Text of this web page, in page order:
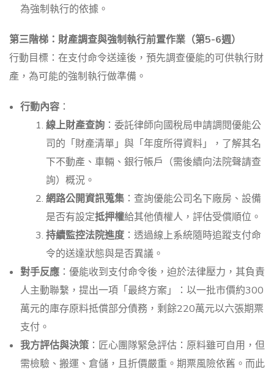
為強制執行的依據。
第三階梯：財產調查與強制執行前置作業（第5-6週）
行動目標：在支付命令送達後，預先調查優能的可供執行財
產，為可能的強制執行做準備。
行動內容 ：
線上財產查詢 ：委託律師向國稅局申請調閱優能公
司的「財產清單」與「年度所得資料」，了解其名
下不動產、車輛、銀行帳戶（需後續向法院聲請查
詢）概況。
網路公開資訊蒐集 ：查詢優能公司名下廠房、設備
是否有設定抵押權給其他債權人，評估受償順位。
持續監控法院進度 ：透過線上系統隨時追蹤支付命
令的送達狀態與是否異議。
對手反應 ：優能收到支付命令後，迫於法律壓力，其負責
人主動聯繫，提出一項「最終方案」：以一批市價約300
萬元的庫存原料抵償部分債務，剩餘220萬元以六張期票
支付。
我方評估與決策 ：匠心團隊緊急評估：原料雖可自用，但
需檢驗、搬運、倉儲，且折價嚴重。期票風險依舊。而此